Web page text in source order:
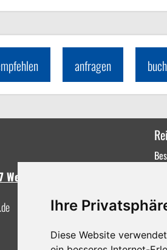
Ihre
Diese Website
anfragen